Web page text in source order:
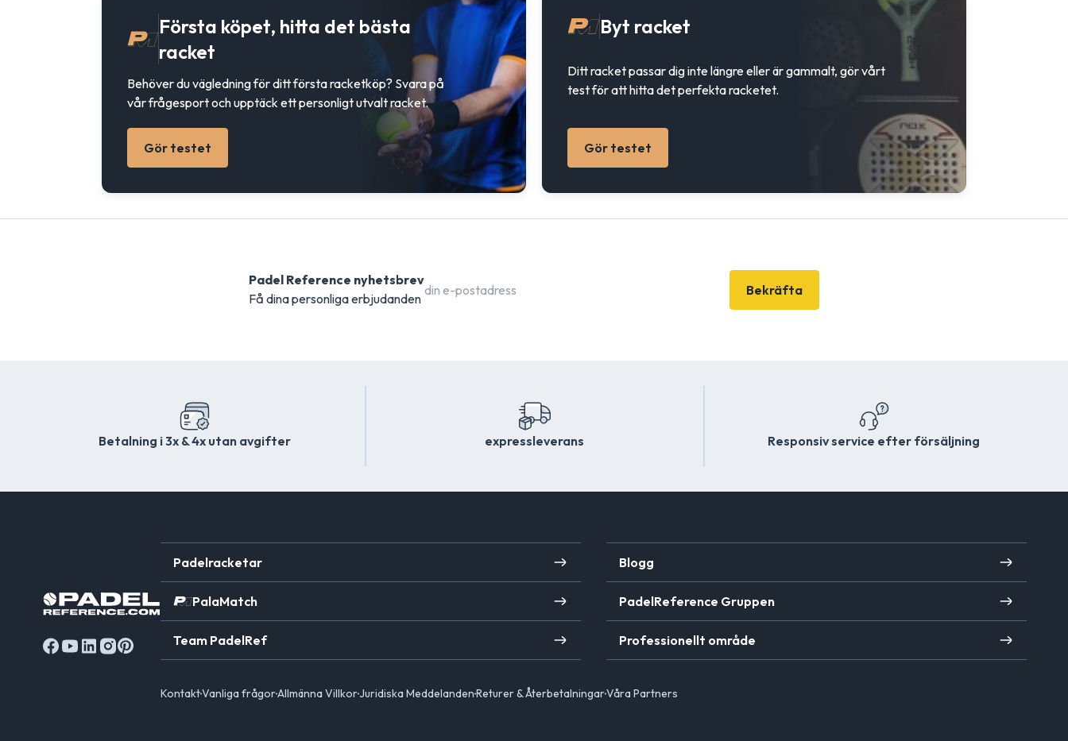
Första köpet, hitta det bästa
racket
Behöver du vägledning för ditt första racketköp? Svara på
vår frågesport och upptäck ett personligt utvalt racket.
Gör testet
Byt racket
Ditt racket passar dig inte längre eller är gammalt, gör vårt
test för att hitta det perfekta racketet.
Gör testet
Padel Reference nyhetsbrev
Få dina personliga erbjudanden
Bekräfta
Betalning i 3x & 4x utan avgifter expressleverans Responsiv service efter försäljning
Padelracketar
PalaMatch
Team PadelRef
Blogg
PadelReference Gruppen
Professionellt område
KontaktVanliga frågorAllmänna VillkorJuridiska MeddelandenReturer & ÅterbetalningarVåra Partners